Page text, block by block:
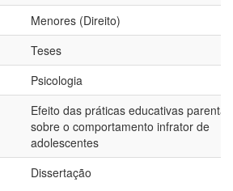
Menores (Direito)
Teses
Psicologia
Efeito das práticas educativas
sobre o comportamento infrator de
adolescentes
Dissertação